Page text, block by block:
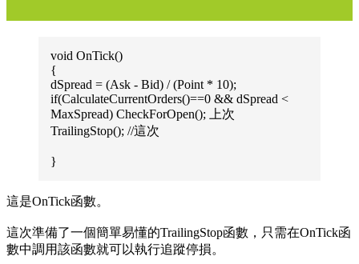
void OnTick()
{
dSpread = (Ask - Bid) / (Point * 10);
if(CalculateCurrentOrders()==0 && dSpread <
MaxSpread) CheckForOpen(); 上次
TrailingStop(); //這次
}
這是OnTick函數。
這次準備了一個簡單易懂的TrailingStop函數，只需在OnTick函
數中調用該函數就可以執行追蹤停損。